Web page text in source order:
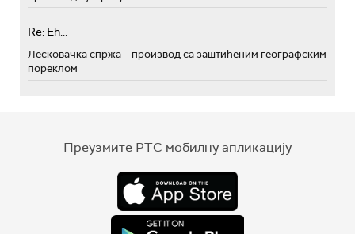
Re: Eh...
Лесковачка спржа – производ са заштићеним географским
пореклом
Преузмите РТС мобилну апликацију